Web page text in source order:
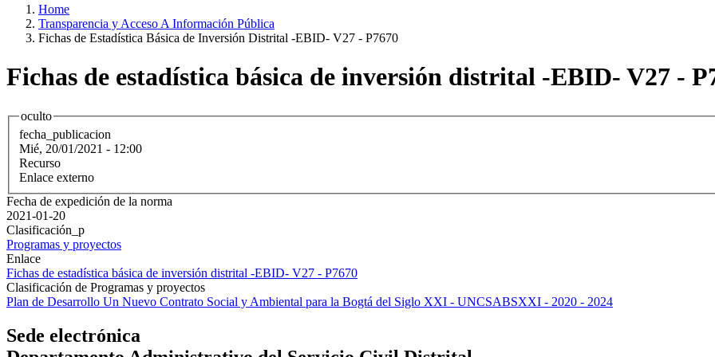
Home
Transparencia y Acceso A Información Pública
Fichas de Estadística Básica de Inversión Distrital -EBID- V27 - P7670
Fichas de estadística básica de inversión distrital -EBID- V27 -
oculto
fecha_publicacion
Mié, 20/01/2021 - 12:00
Recurso
Enlace externo
Fecha de expedición de la norma
2021-01-20
Clasificación_p
Programas y proyectos
Enlace
Fichas de estadística básica de inversión distrital -EBID- V27 - P7670
Clasificación de Programas y proyectos
Plan de Desarrollo Un Nuevo Contrato Social y Ambiental para la Bogtá del Siglo XXI - UNCSABSXXI - 2020 - 2024
Sede electrónica